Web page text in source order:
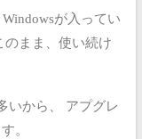
が入ってい
のまま、使い続け
から、
アプグレ
。